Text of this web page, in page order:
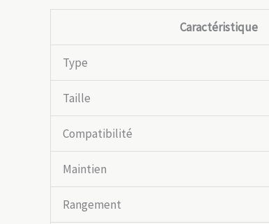
Caractéristique
Type
Taille
Compatibilité
Maintien
Rangement